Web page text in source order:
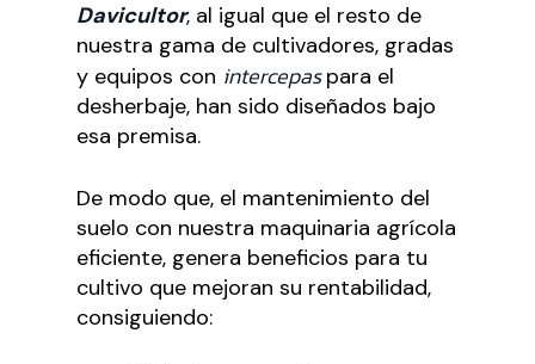
Davicultor, al igual que el resto de
nuestra gama de cultivadores, gradas
y equipos con intercepas para el
desherbaje, han sido diseñados bajo
esa premisa.
De modo que, el mantenimiento del
suelo con nuestra maquinaria agrícola
eficiente, genera beneficios para tu
cultivo que mejoran su rentabilidad,
consiguiendo: